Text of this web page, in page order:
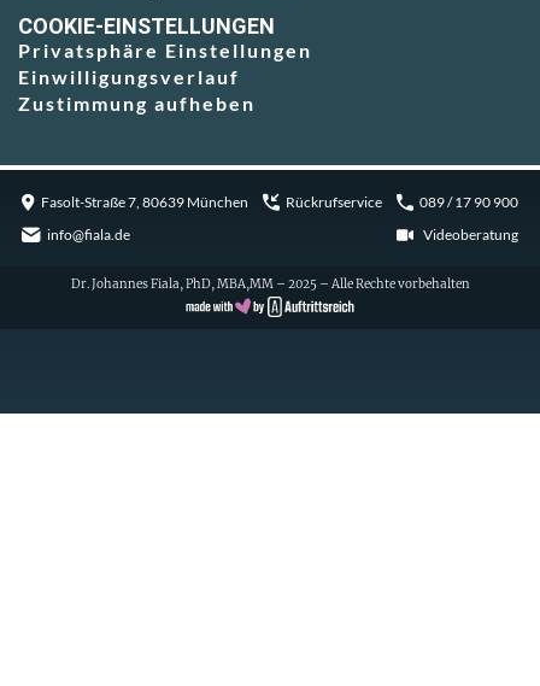
COOKIE-EINSTELLUNGEN
Privatsphäre Einstellungen
Einwilligungsverlauf
Zustimmung aufheben
Fasolt-Straße 7, 80639 München Rückrufservice
089 / 17 90 900
info@fiala.de
Videoberatung
Dr. Johannes Fiala, PhD, MBA,MM – 2025 – Alle Rechte vorbehalten